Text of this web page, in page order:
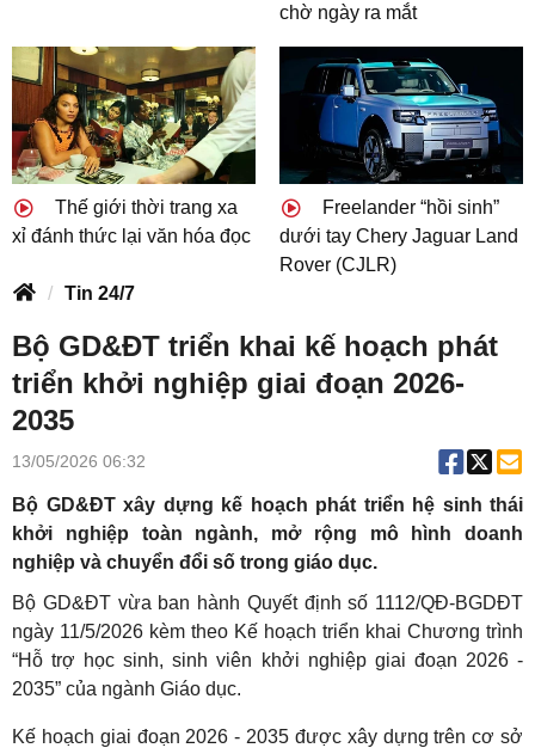
chờ ngày ra mắt
Thế giới thời trang xa
xỉ đánh thức lại văn hóa đọc
Freelander “hồi sinh”
dưới tay Chery Jaguar Land
Rover (CJLR)
Tin 24/7
Bộ GD&ĐT triển khai kế hoạch phát
triển khởi nghiệp giai đoạn 2026-
2035
13/05/2026 06:32
Bộ GD&ĐT xây dựng kế hoạch phát triển hệ sinh thái
khởi nghiệp toàn ngành, mở rộng mô hình doanh
nghiệp và chuyển đổi số trong giáo dục.
Bộ GD&ĐT vừa ban hành Quyết định số 1112/QĐ-BGDĐT
ngày 11/5/2026 kèm theo Kế hoạch triển khai Chương trình
“Hỗ trợ học sinh, sinh viên khởi nghiệp giai đoạn 2026 -
2035” của ngành Giáo dục.
Kế hoạch giai đoạn 2026 - 2035 được xây dựng trên cơ sở